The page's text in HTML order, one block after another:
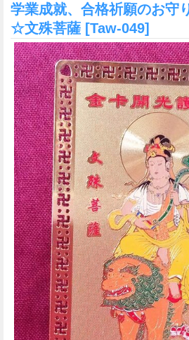
学業成就、合格祈願のお守
☆文殊菩薩 [Taw-049]